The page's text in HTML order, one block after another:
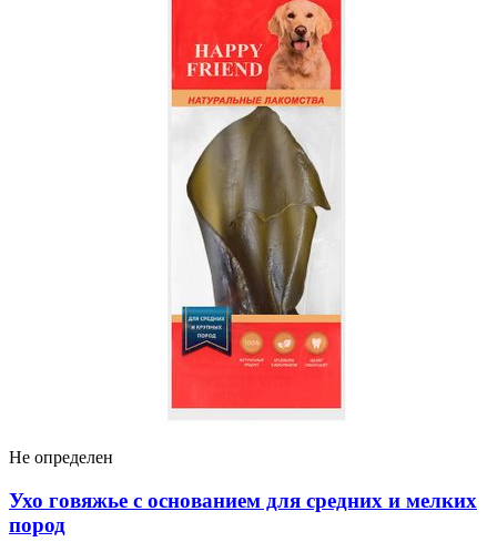
Не определен
Ухо говяжье с основанием для средних и мелких
пород